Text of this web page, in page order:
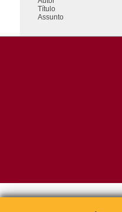
Título
Assunto